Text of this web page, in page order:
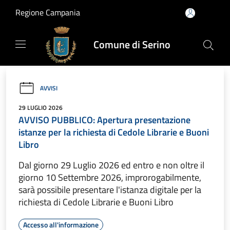
Regione Campania
Comune di Serino
AVVISI
29 LUGLIO 2026
AVVISO PUBBLICO: Apertura presentazione
istanze per la richiesta di Cedole Librarie e Buoni
Libro
Dal giorno 29 Luglio 2026 ed entro e non oltre il
giorno 10 Settembre 2026, improrogabilmente,
sarà possibile presentare l'istanza digitale per la
richiesta di Cedole Librarie e Buoni Libro
Accesso all'informazione